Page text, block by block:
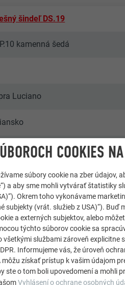
šindeľ DS.19
kamenná šedá
Luciano
Font
chaty
Podetti
COOKIES
súbory cookie na zber údajov,
a aby sme mohli vytvárať štatistiky
Okrem toho vykonávame
subjekty (vrát. služieb z USA)“). Buď
a externých subjektov, alebo
týchto súborov cookie sa
všetkými službami zároveň explicitne
Informujeme vás, že úroveň
môžu získať prístup k vašim údajom
ste o tom boli upovedomení a mohli
Vyhlásení o ochrane osobných